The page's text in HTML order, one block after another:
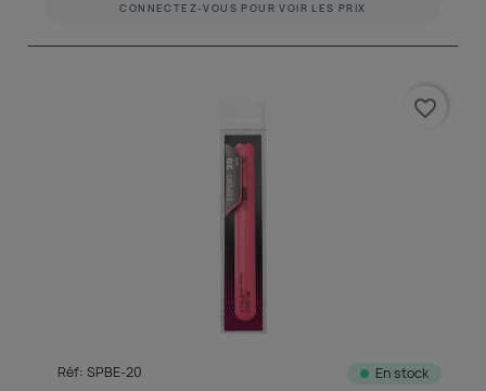
CONNECTEZ-VOUS POUR VOIR LES PRIX
Réf: SPBE-20 En stock
favorite_border